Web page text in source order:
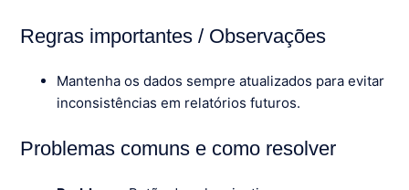
Regras importantes / Observações
Mantenha os dados sempre atualizados para evitar
inconsistências em relatórios futuros.
Problemas comuns e como resolver